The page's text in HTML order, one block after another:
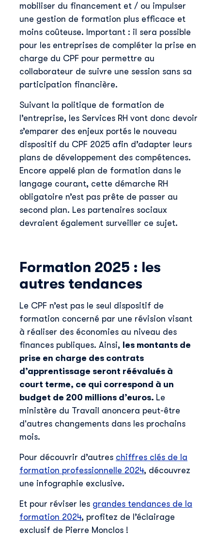
mobiliser du financement et / ou impulser
une gestion de formation plus efficace et
moins coûteuse. Important : il sera possible
pour les entreprises de compléter la prise en
charge du CPF pour permettre au
collaborateur de suivre une session sans sa
participation financière.
Suivant la politique de formation de
l’entreprise, les Services RH vont donc devoir
s’emparer des enjeux portés le nouveau
dispositif du CPF 2025 afin d’adapter leurs
plans de développement des compétences.
Encore appelé plan de formation dans le
langage courant, cette démarche RH
obligatoire n’est pas prête de passer au
second plan. Les partenaires sociaux
devraient également surveiller ce sujet.
Formation 2025 : les
autres tendances
Le CPF n’est pas le seul dispositif de
formation concerné par une révision visant
à réaliser des économies au niveau des
finances publiques. Ainsi, les montants de
prise en charge des contrats
d’apprentissage seront réévalués à
court terme, ce qui correspond à un
budget de 200 millions d’euros. Le
ministère du Travail anoncera peut-être
d'autres changements dans les prochains
mois.
Pour découvrir d’autres chiffres clés de la
formation professionnelle 2024, découvrez
une infographie exclusive.
Et pour réviser les grandes tendances de la
formation 2024, profitez de l’éclairage
exclusif de Pierre Monclos !